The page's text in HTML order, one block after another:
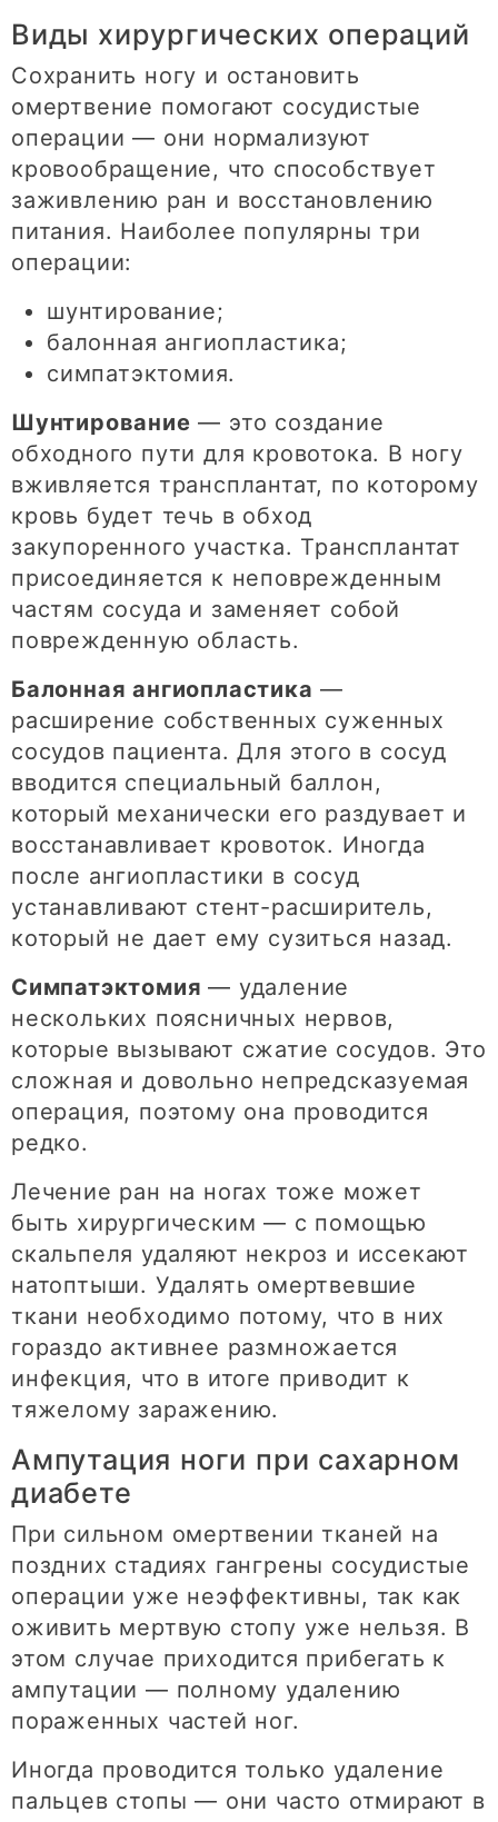
Виды хирургических операций
Сохранить ногу и остановить
омертвение помогают сосудистые
операции — они нормализуют
кровообращение, что способствует
заживлению ран и восстановлению
питания. Наиболее популярны три
операции:
шунтирование;
балонная ангиопластика;
симпатэктомия.
Шунтирование — это создание
обходного пути для кровотока. В ногу
вживляется трансплантат, по которому
кровь будет течь в обход
закупоренного участка. Трансплантат
присоединяется к неповрежденным
частям сосуда и заменяет собой
поврежденную область.
Балонная ангиопластика —
расширение собственных суженных
сосудов пациента. Для этого в сосуд
вводится специальный баллон,
который механически его раздувает и
восстанавливает кровоток. Иногда
после ангиопластики в сосуд
устанавливают стент-расширитель,
который не дает ему сузиться назад.
Симпатэктомия— удаление
нескольких поясничных нервов,
которые вызывают сжатие сосудов. Это
сложная и довольно непредсказуемая
операция, поэтому она проводится
редко.
Лечение ран на ногах тоже может
быть хирургическим — с помощью
скальпеля удаляют некроз и иссекают
натоптыши. Удалять омертвевшие
ткани необходимо потому, что в них
гораздо активнее размножается
инфекция, что в итоге приводит к
тяжелому заражению.
Ампутация ноги при сахарном
диабете
При сильном омертвении тканей на
поздних стадиях гангрены сосудистые
операции уже неэффективны, так как
оживить мертвую стопу уже нельзя. В
этом случае приходится прибегать к
ампутации — полному удалению
пораженных частей ног.
Иногда проводится только удаление
пальцев стопы — они часто отмирают в